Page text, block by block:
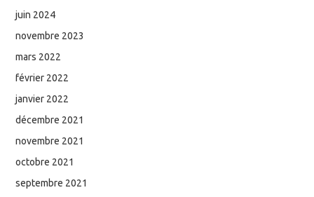
juin 2024
novembre 2023
mars 2022
février 2022
janvier 2022
décembre 2021
novembre 2021
octobre 2021
septembre 2021